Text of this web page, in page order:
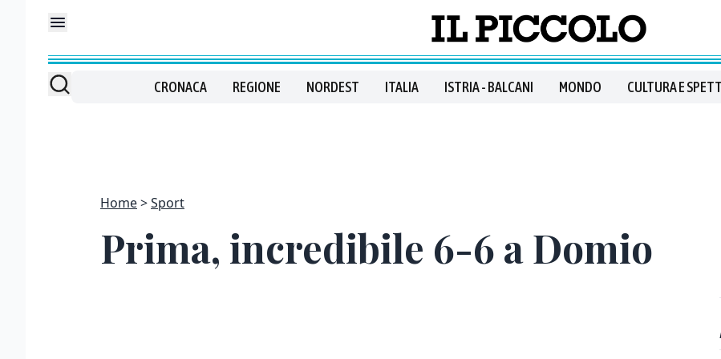
CRONACA REGIONE NORDEST ITALIA ISTRIA - BALCANI MONDO CULTURA E
Home Sport
Prima, incredibile 6-6 a Domio